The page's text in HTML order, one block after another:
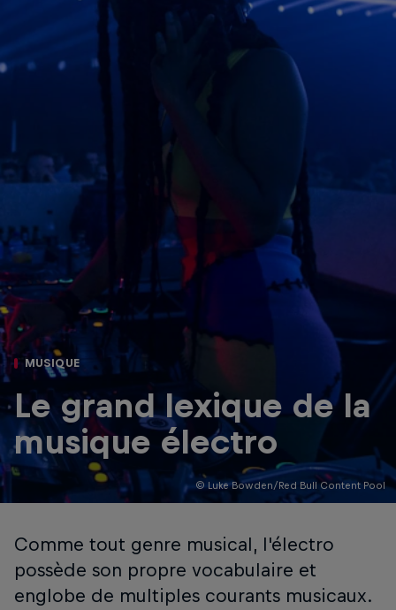
© Luke Bowden/Red Bull Content Pool
MUSIQUE
Le grand lexique de la
musique électro
Comme tout genre musical, l'électro
possède son propre vocabulaire et
englobe de multiples courants musicaux.